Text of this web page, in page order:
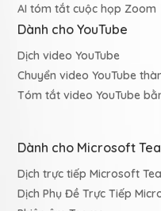
AI tóm tắt cuộc họp Zoom
Dành cho YouTube
Dịch video YouTube
Chuyển video YouTube
Tóm tắt video YouTube
Dành cho Microsoft
Dịch trực tiếp Microsoft
Dịch Phụ Đề Trực Tiếp